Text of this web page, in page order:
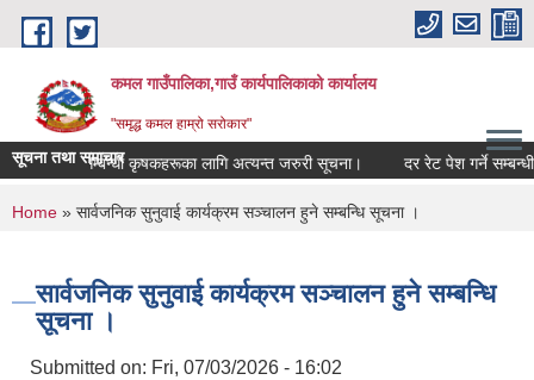
Skip to main content
कमल गाउँपालिका,गाउँ कार्यपालिकाको कार्यालय
"समृद्ध कमल हाम्रो सरोकार"
सूचना तथा समाचार
बीमा गर्ने सम्बन्धी कृषकहरूका लागि अत्यन्त जरुरी सूचना। दर रेट पेश गर्ने सम्बन्धी
You are here
Home » सार्वजनिक सुनुवाई कार्यक्रम सञ्चालन हुने सम्बन्धि सूचना ।
सार्वजनिक सुनुवाई कार्यक्रम सञ्चालन हुने सम्बन्धि
सूचना ।
Submitted on: Fri, 07/03/2026 - 16:02